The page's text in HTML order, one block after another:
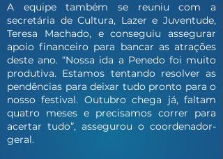
A equipe também se reuniu com a
secretária de Cultura, Lazer e Juventude,
Teresa Machado, e conseguiu assegurar
apoio financeiro para bancar as atrações
deste ano. “Nossa ida a Penedo foi muito
produtiva. Estamos tentando resolver as
pendências para deixar tudo pronto para o
nosso festival. Outubro chega já, faltam
quatro meses e precisamos correr para
acertar tudo”, assegurou o coordenador-
geral.